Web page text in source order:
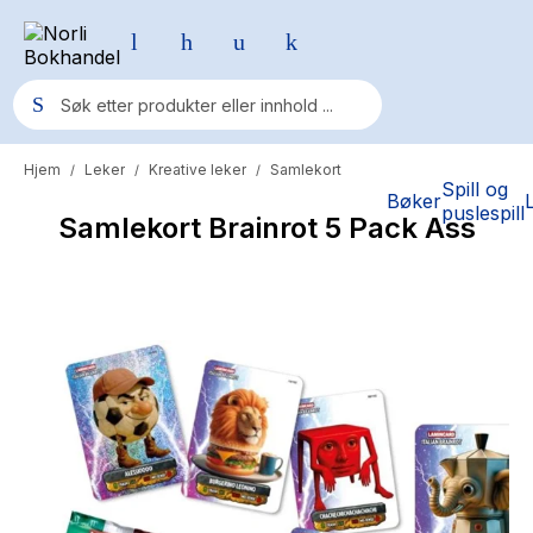
BøkerSpill og
puslespill
Populære søk
Pokemon
Yesteryear
Elizabeth Strout
Hitster
Hypopressiv trening
Hjem / Leker / Kreative leker / Samlekort
Samlekort Brainrot 5 Pack Ass